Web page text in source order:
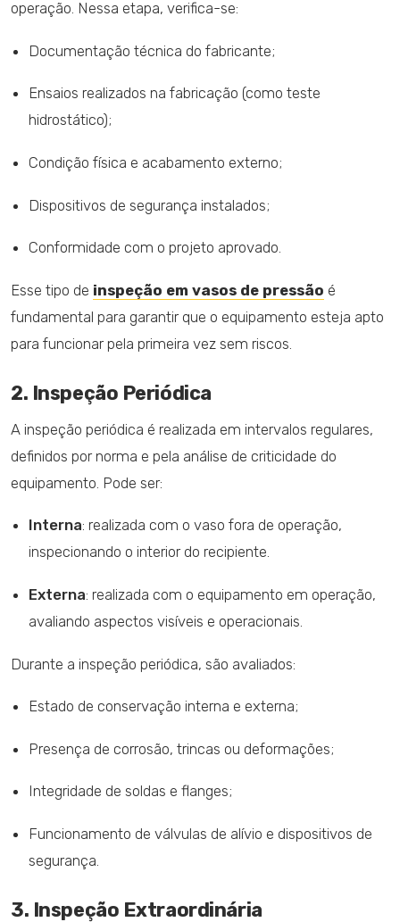
operação. Nessa etapa, verifica-se:
Documentação técnica do fabricante;
Ensaios realizados na fabricação (como teste
hidrostático);
Condição física e acabamento externo;
Dispositivos de segurança instalados;
Conformidade com o projeto aprovado.
Esse tipo de inspeção em vasos de pressão é
fundamental para garantir que o equipamento esteja apto
para funcionar pela primeira vez sem riscos.
2. Inspeção Periódica
A inspeção periódica é realizada em intervalos regulares,
definidos por norma e pela análise de criticidade do
equipamento. Pode ser:
Interna: realizada com o vaso fora de operação,
inspecionando o interior do recipiente.
Externa: realizada com o equipamento em operação,
avaliando aspectos visíveis e operacionais.
Durante a inspeção periódica, são avaliados:
Estado de conservação interna e externa;
Presença de corrosão, trincas ou deformações;
Integridade de soldas e flanges;
Funcionamento de válvulas de alívio e dispositivos de
segurança.
3. Inspeção Extraordinária